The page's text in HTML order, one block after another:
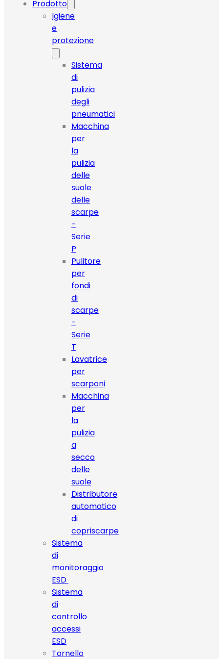
Prodotto
Igiene
e
protezione
Sistema
di
pulizia
degli
pneumatici
Macchina
per
la
pulizia
delle
suole
delle
scarpe
-
Serie
P
Pulitore
per
fondi
di
scarpe
-
Serie
T
Lavatrice
per
scarponi
Macchina
per
la
pulizia
a
secco
delle
suole
Distributore
automatico
di
copriscarpe
Sistema
di
monitoraggio
ESD
Sistema
di
controllo
accessi
ESD
Tornello